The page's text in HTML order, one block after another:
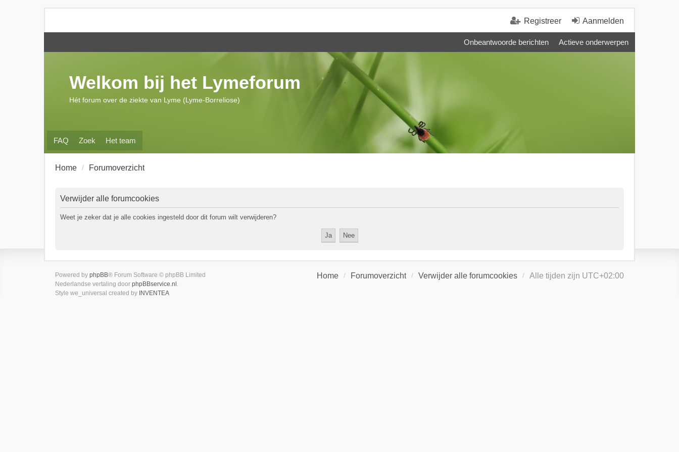
Aanmelden
Registreer
Onbeantwoorde berichten Actieve onderwerpen
FAQ Zoek Het team
Welkom bij het Lymeforum
Hét forum over de ziekte van Lyme (Lyme-Borreliose)
Home Forumoverzicht
Verwijder alle forumcookies
Weet je zeker dat je alle cookies ingesteld door dit forum wilt verwijderen?
Home Forumoverzicht Verwijder alle forumcookies Alle tijden zijn UTC+02:00
Powered by phpBB® Forum Software © phpBB Limited
Nederlandse vertaling door phpBBservice.nl .
Style we_universal created by INVENTEA